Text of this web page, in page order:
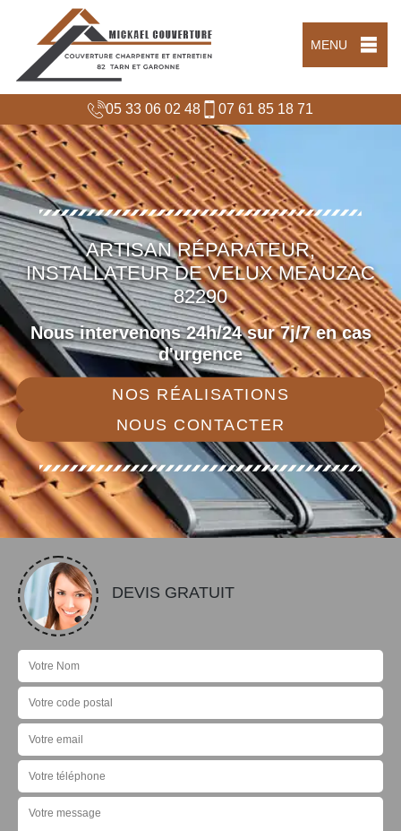
MENU
05 33 06 02 48 07 61 85 18 71
ARTISAN RÉPARATEUR,
INSTALLATEUR DE VELUX MEAUZAC
82290
Nous intervenons 24h/24 sur 7j/7 en cas
d'urgence
NOS RÉALISATIONS
NOUS CONTACTER
DEVIS GRATUIT